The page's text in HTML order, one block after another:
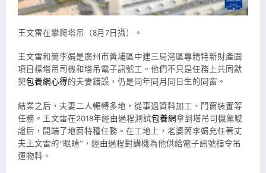
王文雷在攀爬塔吊（8月7日攝）。
王文雷和簡李娟是廣州市黃埔區中建三局灣區專精特新財產園
項目標塔吊司機和塔吊電子訊號工。他們不只是任務上共同默
契包養網心得的夫妻錯誤，仍是同年同月同日生的同窗。
結業之后，夫妻二人輾轉多地，從事過資料加工、門窗裝置等
任務。王文雷在2018年經由過程測試包養網拿到塔吊司機駕駛
證后，開端了地面特種任務。在工地上，老婆簡李娟充任著丈
夫王文雷的“眼睛”，經由過程對講機為他供給電子訊號指令吊
運物料。